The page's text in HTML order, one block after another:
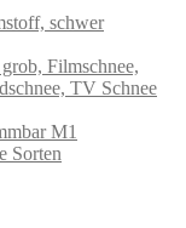
schwer
Filmschnee,
TV Schnee
M1
Sorten